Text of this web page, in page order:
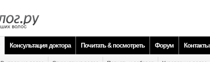
Консультация доктора Почитать & посмотреть Форум Контакты